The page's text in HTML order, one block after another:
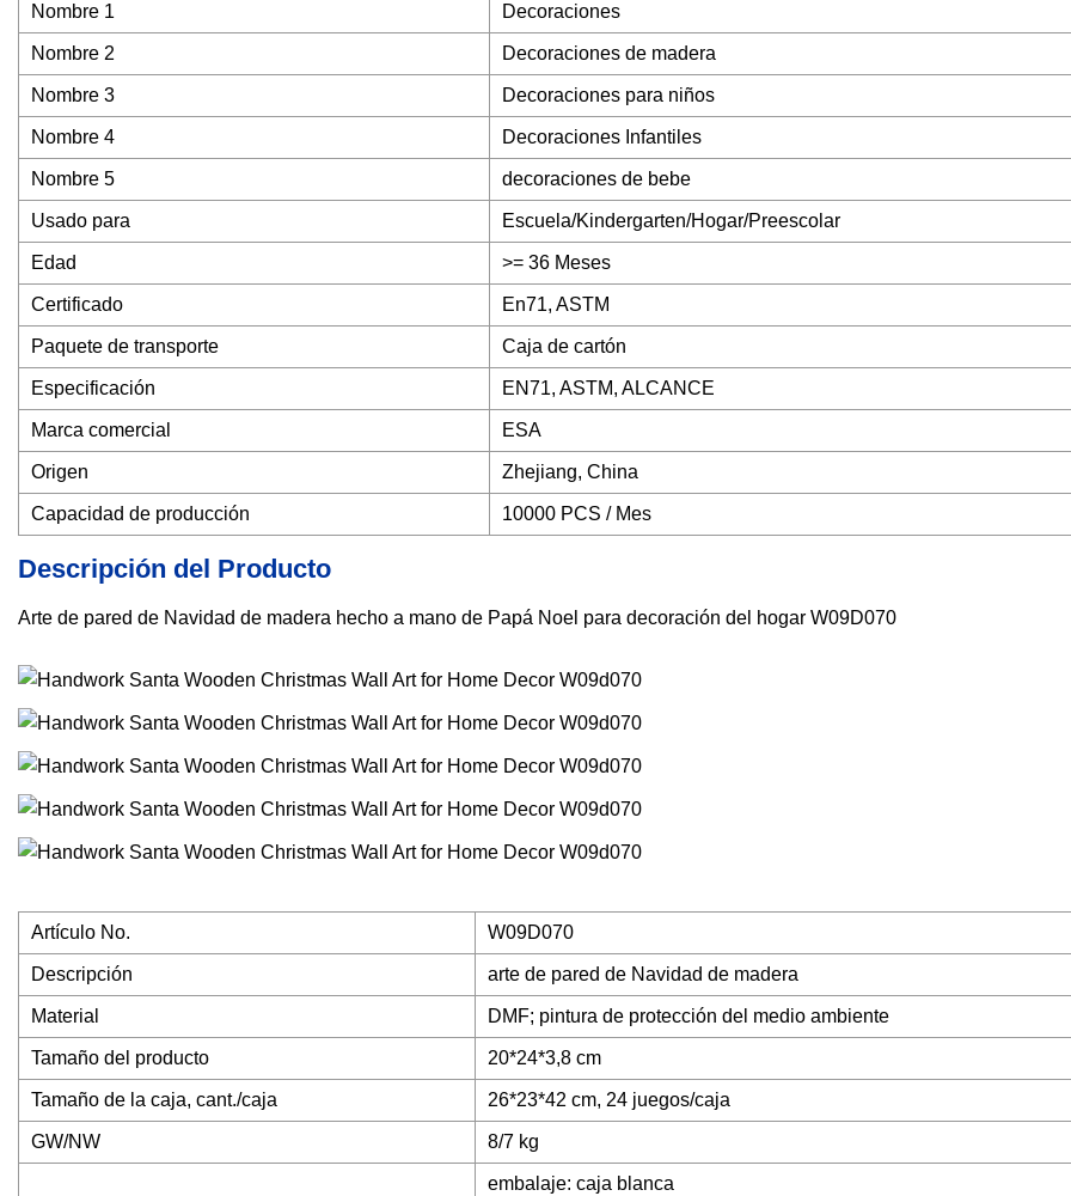
Nombre 1 Decoraciones
Nombre 2 Decoraciones de madera
Nombre 3 Decoraciones para niños
Nombre 4 Decoraciones Infantiles
Nombre 5 decoraciones de bebe
Usado para Escuela/Kindergarten/Hogar/Preescolar
Edad >= 36 Meses
Certificado En71, ASTM
Paquete de transporte Caja de cartón
Especificación EN71, ASTM, ALCANCE
Marca comercial ESA
Origen Zhejiang, China
Capacidad de producción 10000 PCS / Mes
Descripción del Producto
Arte de pared de Navidad de madera hecho a mano de Papá Noel para decoración del hogar W09D070
Artículo No. W09D070
Descripción arte de pared de Navidad de madera
Material DMF; pintura de protección del medio ambiente
Tamaño del producto 20*24*3,8 cm
Tamaño de la caja, cant./caja 26*23*42 cm, 24 juegos/caja
GW/NW 8/7 kg
embalaje: caja blanca